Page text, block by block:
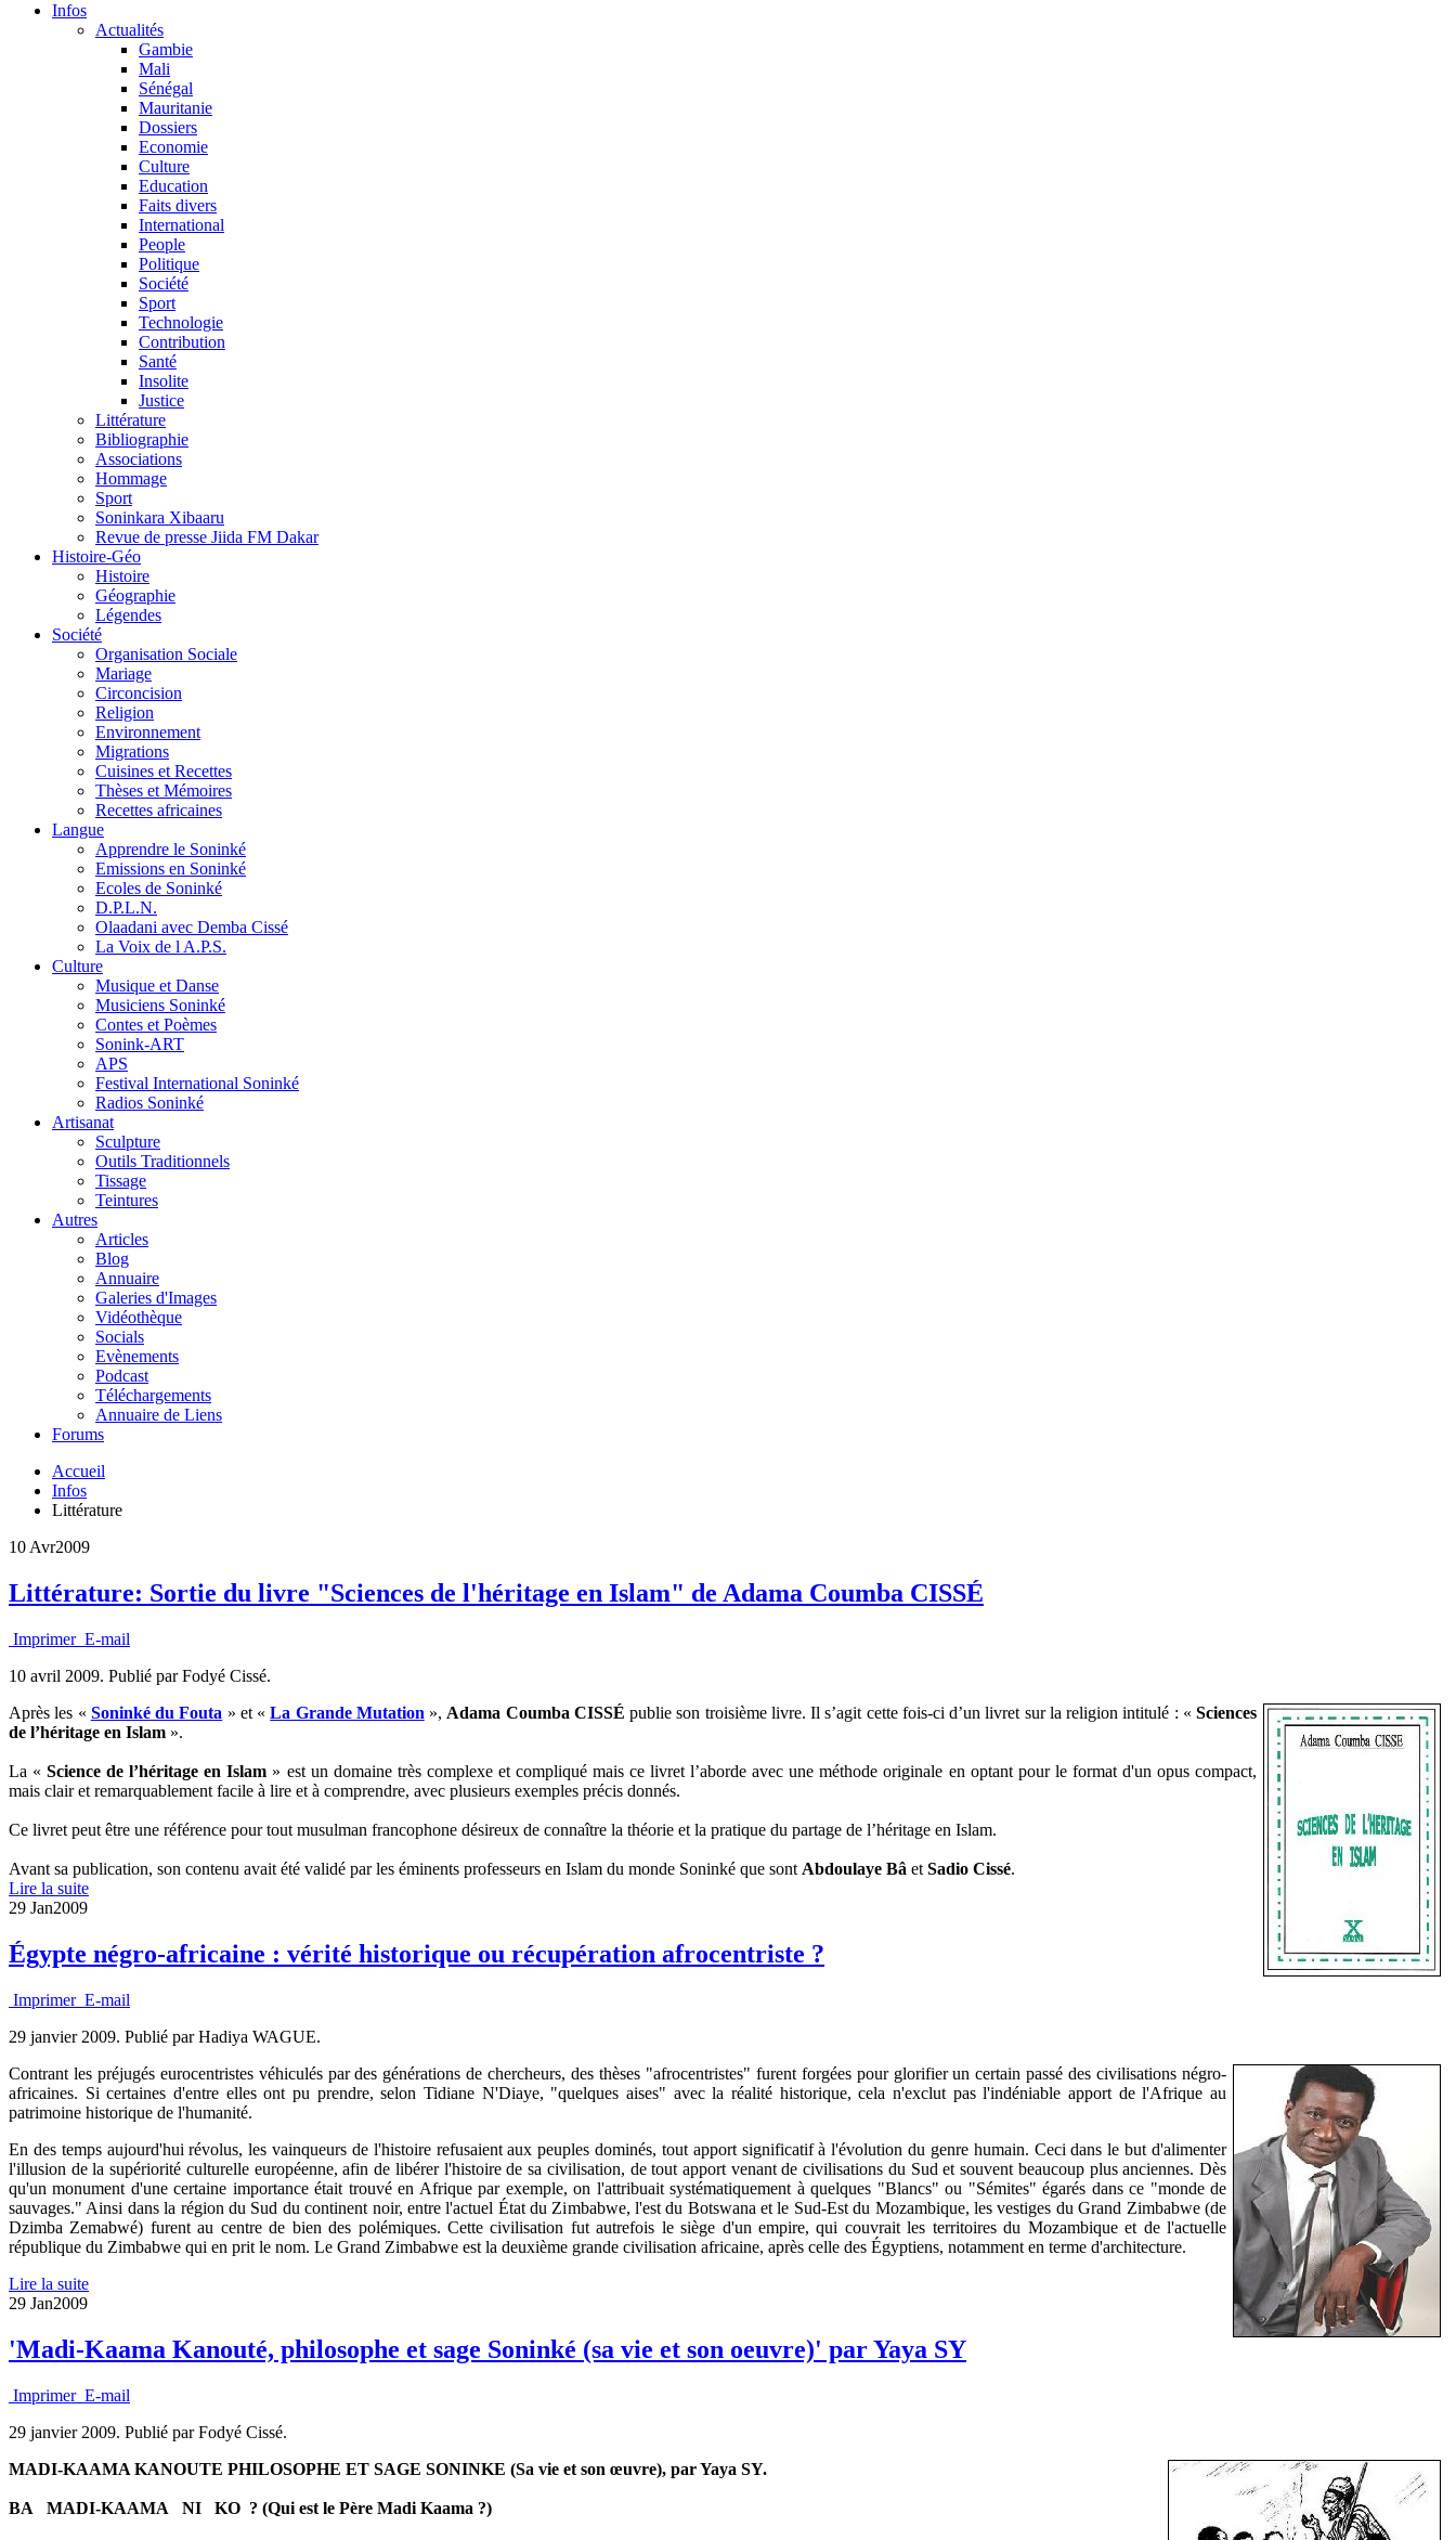
Infos
Actualités
Gambie
Mali
Sénégal
Mauritanie
Dossiers
Economie
Culture
Education
Faits divers
International
People
Politique
Société
Sport
Technologie
Contribution
Santé
Insolite
Justice
Littérature
Bibliographie
Associations
Hommage
Sport
Soninkara Xibaaru
Revue de presse Jiida FM Dakar
Histoire-Géo
Histoire
Géographie
Légendes
Société
Organisation Sociale
Mariage
Circoncision
Religion
Environnement
Migrations
Cuisines et Recettes
Thèses et Mémoires
Recettes africaines
Langue
Apprendre le Soninké
Emissions en Soninké
Ecoles de Soninké
D.P.L.N.
Olaadani avec Demba Cissé
La Voix de l A.P.S.
Culture
Musique et Danse
Musiciens Soninké
Contes et Poèmes
Sonink-ART
APS
Festival International Soninké
Radios Soninké
Artisanat
Sculpture
Outils Traditionnels
Tissage
Teintures
Autres
Articles
Blog
Annuaire
Galeries d'Images
Vidéothèque
Socials
Evènements
Podcast
Téléchargements
Annuaire de Liens
Forums
Accueil
Infos
Littérature
10 Avr2009
Littérature: Sortie du livre "Sciences de l'héritage en Islam" de Adama Coumba CISSÉ
Imprimer E-mail
10 avril 2009. Publié par Fodyé Cissé.
Après les « Soninké du Fouta » et «La Grande Mutation », Adama Coumba CISSÉ publie son troisième livre. Il s’agit cette fois-ci d’un livret sur la religion intitulé : « Sciences
de l’héritage en Islam ».
La «Science de l’héritage en Islam » est un domaine très complexe et compliqué mais ce livret l’aborde avec une méthode originale en optant pour le format d'un opus compact,
mais clair et remarquablement facile à lire et à comprendre, avec plusieurs exemples précis donnés.
Ce livret peut être une référence pour tout musulman francophone désireux de connaître la théorie et la pratique du partage de l’héritage en Islam.
Avant sa publication, son contenu avait été validé par les éminents professeurs en Islam du monde Soninké que sont Abdoulaye Bâ et Sadio Cissé.
Lire la suite
29 Jan2009
Égypte négro-africaine : vérité historique ou récupération afrocentriste ?
Imprimer E-mail
29 janvier 2009. Publié par Hadiya WAGUE.
Contrant les préjugés eurocentristes véhiculés par des générations de chercheurs, des thèses "afrocentristes" furent forgées pour glorifier un certain passé des civilisations négro-
africaines. Si certaines d'entre elles ont pu prendre, selon Tidiane N'Diaye, "quelques aises" avec la réalité historique, cela n'exclut pas l'indéniable apport de l'Afrique au
patrimoine historique de l'humanité.
En des temps aujourd'hui révolus, les vainqueurs de l'histoire refusaient aux peuples dominés, tout apport significatif à l'évolution du genre humain. Ceci dans le but d'alimenter
l'illusion de la supériorité culturelle européenne, afin de libérer l'histoire de sa civilisation, de tout apport venant de civilisations du Sud et souvent beaucoup plus anciennes. Dès
qu'un monument d'une certaine importance était trouvé en Afrique par exemple, on l'attribuait systématiquement à quelques "Blancs" ou "Sémites" égarés dans ce "monde de
sauvages." Ainsi dans la région du Sud du continent noir, entre l'actuel État du Zimbabwe, l'est du Botswana et le Sud-Est du Mozambique, les vestiges du Grand Zimbabwe (de
Dzimba Zemabwé) furent au centre de bien des polémiques. Cette civilisation fut autrefois le siège d'un empire, qui couvrait les territoires du Mozambique et de l'actuelle
république du Zimbabwe qui en prit le nom. Le Grand Zimbabwe est la deuxième grande civilisation africaine, après celle des Égyptiens, notamment en terme d'architecture.
Lire la suite
29 Jan2009
'Madi-Kaama Kanouté, philosophe et sage Soninké (sa vie et son oeuvre)' par Yaya SY
Imprimer E-mail
29 janvier 2009. Publié par Fodyé Cissé.
MADI-KAAMA KANOUTE PHILOSOPHE ET SAGE SONINKE (Sa vie et son œuvre), par Yaya SY.
BA MADI-KAAMA NI KO ? (Qui est le Père Madi Kaama ?)